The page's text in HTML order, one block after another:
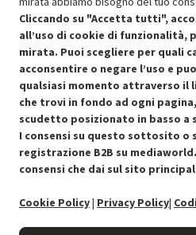
Condizioni generali di vendita
Cookie Policy
Preferenze cookie
Informativa privacy
Cliccando su "Accetta tutti",
all’uso di cookie di funzionalità,
mirata. Puoi scegliere per quali
acconsentire o negare l’uso e
qualsiasi momento attraverso il
che trovi in fondo ad ogni
scudetto posizionato in basso a
I consensi su questo sottosito o
registrazione B2B su
consensi che dai sul sito
Cookie Policy| Privacy Policy|